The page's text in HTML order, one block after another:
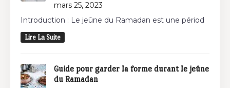
mars 25, 2023
Introduction : Le jeûne du Ramadan est une périod
Lire La Suite
Guide pour garder la forme durant le jeûne
du Ramadan